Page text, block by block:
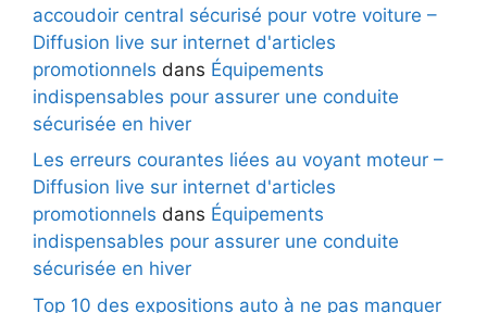
accoudoir central sécurisé pour votre voiture –
Diffusion live sur internet d'articles
promotionnels dans Équipements
indispensables pour assurer une conduite
sécurisée en hiver
Les erreurs courantes liées au voyant moteur –
Diffusion live sur internet d'articles
promotionnels dans Équipements
indispensables pour assurer une conduite
sécurisée en hiver
Top 10 des expositions auto à ne pas manquer